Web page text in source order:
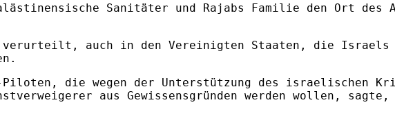
Sanitäter und Rajabs Familie den Ort
verurteilt, auch in den Vereinigten Staaten, die Israels
die wegen der Unterstützung des israelischen
aus Gewissensgründen werden wollen,